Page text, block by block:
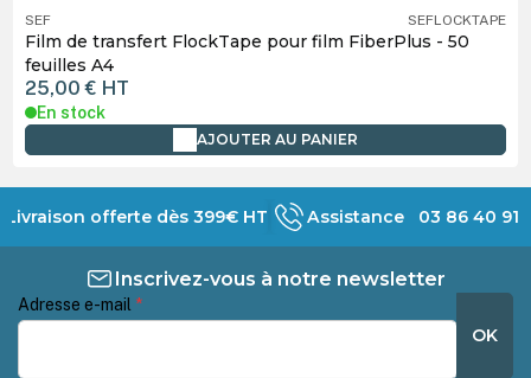
SEF SEFLOCKTAPE
Film de transfert FlockTape pour film FiberPlus - 50
feuilles A4
25,00 € HT
En stock
AJOUTER AU PANIER
Livraison offerte dès 399€ HT Assistance 03 86 40 91
Inscrivez-vous à notre newsletter
Adresse e-mail *
OK